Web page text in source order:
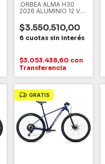
.ORBEA ALMA H30
2026 ALUMINIO 12 VEL
M6100
$3.550.510,00
$3.053.438,60 con
Transferencia
GRATIS